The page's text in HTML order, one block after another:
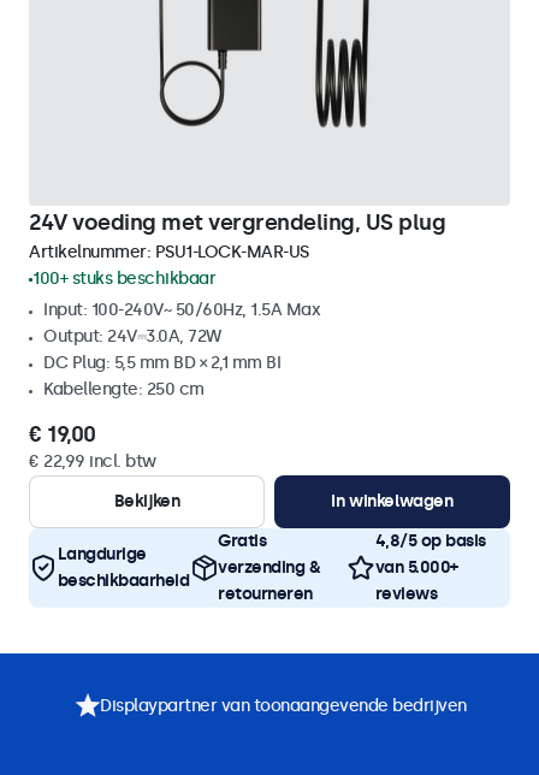
24V voeding met vergrendeling, US plug
Artikelnummer: PSU1-LOCK-MAR-US
100+ stuks beschikbaar
Input: 100-240V~ 50/60Hz, 1.5A Max
Output: 24V⎓3.0A, 72W
DC Plug: 5,5 mm BD × 2,1 mm BI
Kabellengte: 250 cm
€ 19,00
€ 22,99 incl. btw
Bekijken
In winkelwagen
Langdurige
beschikbaarheid
Gratis
verzending &
retourneren
4,8/5 op basis
van 5.000+
reviews
Displaypartner van toonaangevende bedrijven